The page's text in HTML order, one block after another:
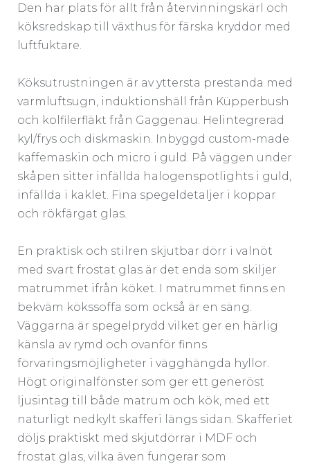
Den har plats för allt från återvinningskärl och
köksredskap till växthus för färska kryddor med
luftfuktare.
Köksutrustningen är av yttersta prestanda med
varmluftsugn, induktionshäll från Küpperbush
och kolfilerfläkt från Gaggenau. Helintegrerad
kyl/frys och diskmaskin. Inbyggd custom-made
kaffemaskin och micro i guld. På väggen under
skåpen sitter infällda halogenspotlights i guld,
infällda i kaklet. Fina spegeldetaljer i koppar
och rökfärgat glas.
En praktisk och stilren skjutbar dörr i valnöt
med svart frostat glas är det enda som skiljer
matrummet ifrån köket. I matrummet finns en
bekväm kökssoffa som också är en säng.
Väggarna är spegelprydd vilket ger en härlig
känsla av rymd och ovanför finns
förvaringsmöjligheter i vägghängda hyllor.
Högt originalfönster som ger ett generöst
ljusintag till både matrum och kök, med ett
naturligt nedkylt skafferi längs sidan. Skafferiet
döljs praktiskt med skjutdörrar i MDF och
frostat glas, vilka även fungerar som